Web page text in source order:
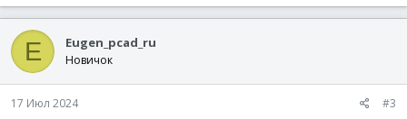
E Eugen_pcad_ru
Новичок
17 Июл 2024 #3